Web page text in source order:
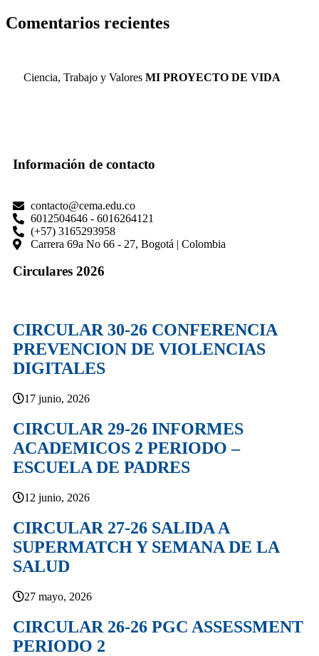
Comentarios recientes
Ciencia, Trabajo y Valores MI PROYECTO DE VIDA
Información de contacto
contacto@cema.edu.co
6012504646 - 6016264121
(+57) 3165293958
Carrera 69a No 66 - 27, Bogotá | Colombia
Circulares 2026
CIRCULAR 30-26 CONFERENCIA
PREVENCION DE VIOLENCIAS
DIGITALES
17 junio, 2026
CIRCULAR 29-26 INFORMES
ACADEMICOS 2 PERIODO –
ESCUELA DE PADRES
12 junio, 2026
CIRCULAR 27-26 SALIDA A
SUPERMATCH Y SEMANA DE LA
SALUD
27 mayo, 2026
CIRCULAR 26-26 PGC ASSESSMENT
PERIODO 2